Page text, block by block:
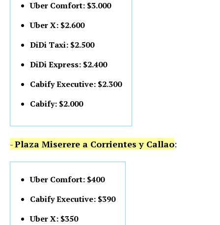
Uber Comfort: $3.000
Uber X: $2.600
DiDi Taxi: $2.500
DiDi Express: $2.400
Cabify Executive: $2.300
Cabify: $2.000
-Plaza Miserere a Corrientes y Callao:
Uber Comfort: $400
Cabify Executive: $390
Uber X: $350